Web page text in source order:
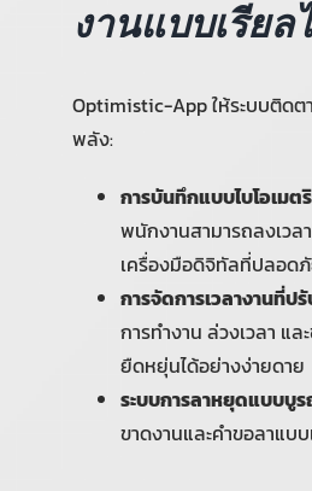
งานแบบเรียล
Optimistic-App ให้ระบบติดต
พลัง:
การบันทึกแบบไบโอเมต
พนักงานสามารถลงเวล
เครื่องมือดิจิทัลที่ปลอด
การจัดการเวลางานที่ป
การทำงาน ล่วงเวลา แล
ยืดหยุ่นได้อย่างง่ายดาย
ระบบการลาหยุดแบบบู
ขาดงานและคำขอลาแบ